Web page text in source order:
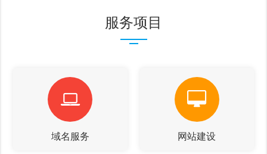
服务项目
域名服务 网站建设